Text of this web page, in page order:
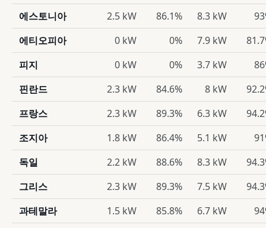
에스토니아 2.5 kW 86.1% 8.3 kW
에티오피아
0 kW 0% 7.9 kW
피지
0 kW 0% 3.7 kW
핀란드
2.3 kW 84.6% 8 kW
프랑스
2.3 kW 89.3% 6.3 kW
조지아
1.8 kW 86.4% 5.1 kW
독일
2.2 kW 88.6% 8.3 kW
그리스
2.3 kW 89.3% 7.5 kW
과테말라
1.5 kW 85.8% 6.7 kW